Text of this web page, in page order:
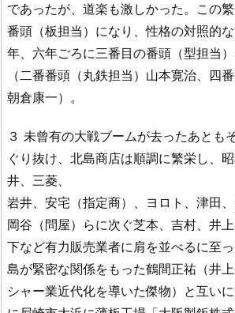
であったが、道楽も激しかった。この
番頭（板担当）になり、性格の対照的
年、六年ごろに三番目の番頭（型担当）
（二番番頭（丸鉄担当）山本寛治、四
朝倉康一）。
３ 未曾有の大戦ブームが去ったあとも
ぐり抜け、北島商店は順調に繁栄し、
井、三菱、
岩井、安宅（指定商）、ヨロト、津田、
岡谷（問屋）らに次ぐ芝本、吉村、井
下など有力販売業者に肩を並べるに至
島が緊密な関係をもった鶴間正祐（井上
シャー業近代化を導いた傑物）と互い